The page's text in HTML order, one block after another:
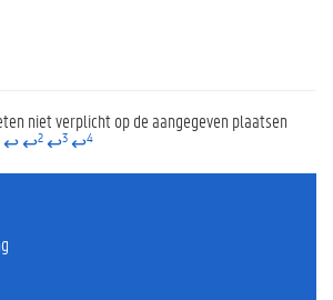
niet verplicht op de aangegeven plaatsen
↩↩2↩3↩4